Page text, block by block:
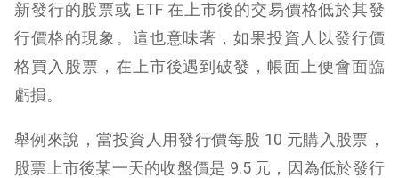
新發行的股票或 ETF 在上市後的交易價格低於其發
行價格的現象。這也意味著，如果投資人以發行價
格買入股票，在上市後遇到破發，帳面上便會面臨
虧損。
舉例來說，當投資人用發行價每股 10 元購入股票，
股票上市後某一天的收盤價是 9.5 元，因為低於發行